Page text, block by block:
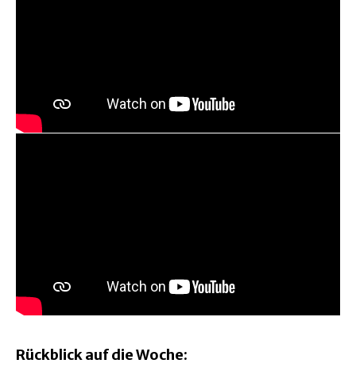
Rückblick auf die Woche: